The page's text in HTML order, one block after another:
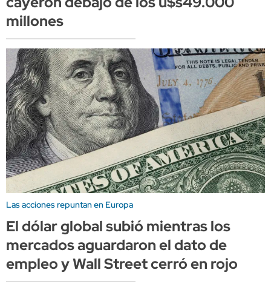
millones
Las acciones repuntan en Europa
El dólar global subió mientras los
mercados aguardaron el dato de
empleo y Wall Street cerró en rojo